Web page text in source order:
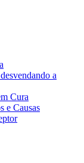
a
Cura
e Causas